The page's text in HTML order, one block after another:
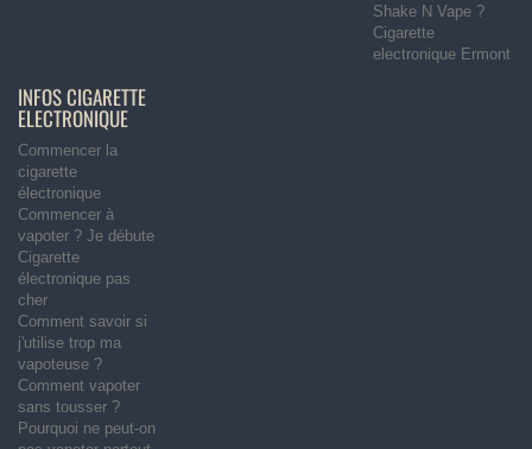
Shake N Vape ?
Cigarette
electronique Ermont
INFOS CIGARETTE
ELECTRONIQUE
Commencer la
cigarette
électronique
Commencer à
vapoter ? Je débute
Cigarette
électronique pas
cher
Comment savoir si
j'utilise trop ma
vapoteuse ?
Comment vapoter
sans tousser ?
Pourquoi ne peut-on